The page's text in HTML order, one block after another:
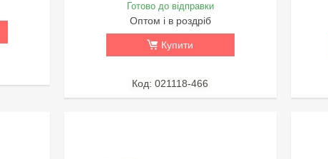
Готово до відправки
Оптом і в роздріб
Купити
021118-466